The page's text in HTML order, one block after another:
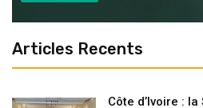
Articles Recents
Côte d’Ivoire :